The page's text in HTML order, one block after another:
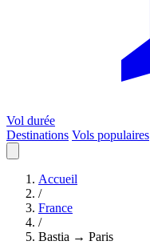
Vol durée
Destinations Vols populaires
Accueil
/
France
/
Bastia → Paris